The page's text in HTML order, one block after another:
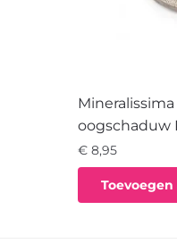
oogschaduw
€ 8,95